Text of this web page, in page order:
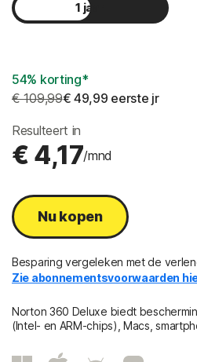
1 jaar
54% korting*
€ 109,99€ 49,99 eerste jr
Resulteert in
€ 4,17/mnd
Nu kopen
Besparing vergeleken met de
Zie abonnementsvoorwaarden
Norton 360 Deluxe biedt
(Intel- en ARM-chips), Macs,